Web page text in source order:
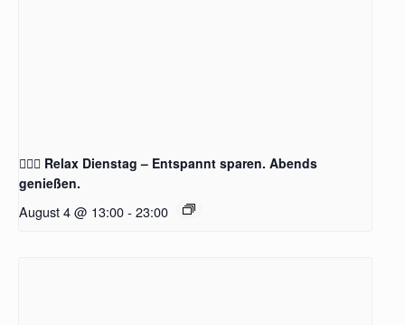
🧖‍♂️✨ Relax Dienstag – Entspannt sparen. Abends
genießen.
August 4 @ 13:00- 23:00